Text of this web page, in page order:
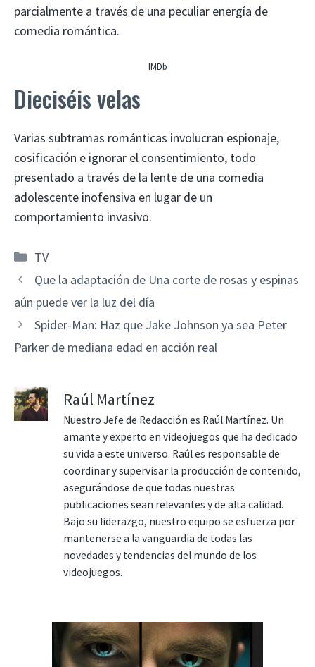
parcialmente a través de una peculiar energía de
comedia romántica.
IMDb
Dieciséis velas
Varias subtramas románticas involucran espionaje,
cosificación e ignorar el consentimiento, todo
presentado a través de la lente de una comedia
adolescente inofensiva en lugar de un
comportamiento invasivo.
Categorías
TV
Que la adaptación de Una corte de rosas y espinas
aún puede ver la luz del día
Spider-Man: Haz que Jake Johnson ya sea Peter
Parker de mediana edad en acción real
Raúl Martínez
Nuestro Jefe de Redacción es Raúl Martínez. Un
amante y experto en videojuegos que ha dedicado
su vida a este universo. Raúl es responsable de
coordinar y supervisar la producción de contenido,
asegurándose de que todas nuestras
publicaciones sean relevantes y de alta calidad.
Bajo su liderazgo, nuestro equipo se esfuerza por
mantenerse a la vanguardia de todas las
novedades y tendencias del mundo de los
videojuegos.